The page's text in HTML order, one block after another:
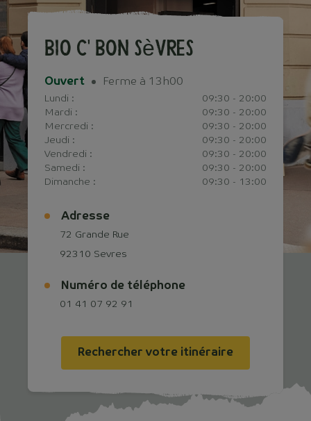
Bio c' Bon Sèvres
Ouvert Ferme à 13h00
Lundi :
09:30 - 20:00
Mardi :
09:30 - 20:00
Mercredi :
09:30 - 20:00
Jeudi :
09:30 - 20:00
Vendredi :
09:30 - 20:00
Samedi :
09:30 - 20:00
Dimanche :
09:30 - 13:00
Adresse
72 Grande Rue
92310 Sevres
Numéro de téléphone
01 41 07 92 91
Rechercher votre itinéraire